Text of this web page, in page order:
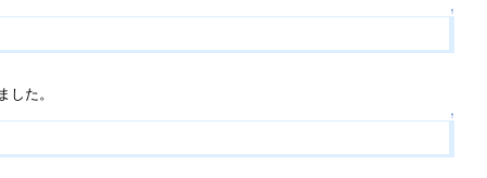
↑
した。
↑